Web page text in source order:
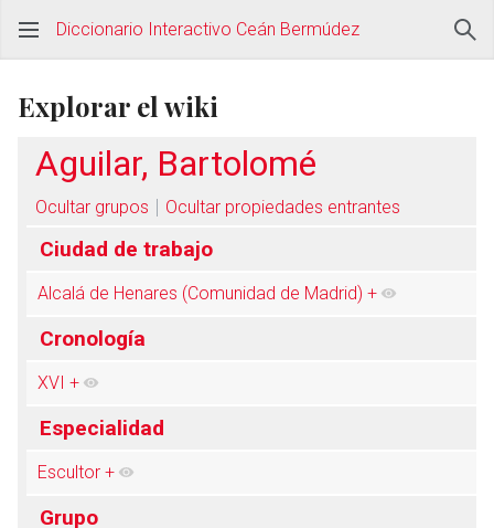
Diccionario Interactivo Ceán Bermúdez
Explorar el wiki
Aguilar, Bartolomé
Ocultar grupos Ocultar propiedades entrantes
Ciudad de trabajo
Alcalá de Henares (Comunidad de Madrid) +
Cronología
XVI +
Especialidad
Escultor +
Grupo